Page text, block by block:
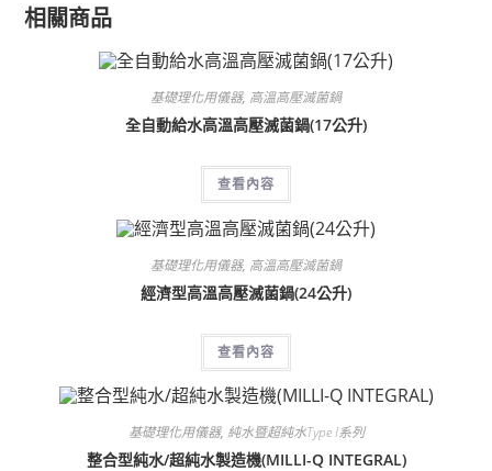
相關商品
基礎理化用儀器, 高溫高壓滅菌鍋
全自動給水高溫高壓滅菌鍋(17公升)
查看內容
基礎理化用儀器, 高溫高壓滅菌鍋
經濟型高溫高壓滅菌鍋(24公升)
查看內容
基礎理化用儀器, 純水暨超純水Type I系列
整合型純水/超純水製造機(MILLI-Q INTEGRAL)